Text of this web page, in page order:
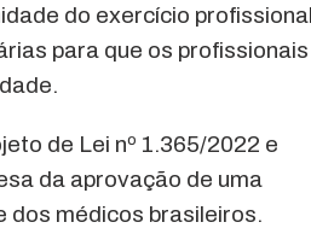
do exercício
para que os profissionais
de Lei nº 1.365/2022 e
da aprovação de uma
dos médicos brasileiros.